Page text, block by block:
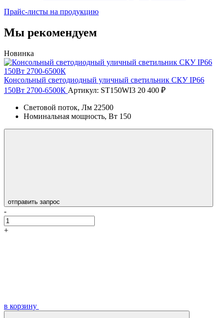
Прайс-листы на продукцию
Мы рекомендуем
Новинка
Консольный светодиодный уличный светильник СКУ IP66
150Вт 2700-6500К Артикул: ST150WI3 20 400 ₽
Световой поток, Лм 22500
Номинальная мощность, Вт 150
отправить запрос
-
+
в корзину